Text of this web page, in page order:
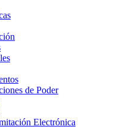
de Poder
Electrónica